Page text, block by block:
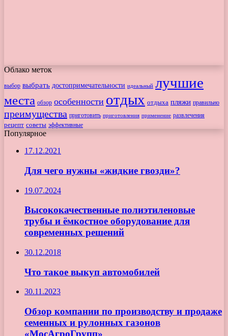
Облако меток
выбор выбрать достопримечательности идеальный лучшие
места обзор особенности отдых отдыха пляжи правильно
преимущества приготовить приготовления применение развлечения
рецепт советы эффективные
Популярное
17.12.2021
Для чего нужны «жидкие гвозди»?
19.07.2024
Высококачественные полиэтиленовые
трубы и ёмкостное оборудование для
современных решений
30.12.2018
Что такое выкуп автомобилей
30.11.2023
Обзор компании по производству и продаже
семенных и рулонных газонов
«МосАгроГрупп»